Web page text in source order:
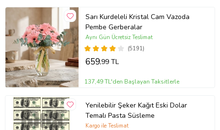
Sarı Kurdeleli Kristal Cam Vazoda
Pembe Gerberalar
(5191)
Aynı Gün Ücretsiz Teslimat
659,99 TL
137,49 TL'den Başlayan Taksitlerle
Yenilebilir Şeker Kağıt Eski Dolar
Temalı Pasta Süsleme
Kargo ile Teslimat